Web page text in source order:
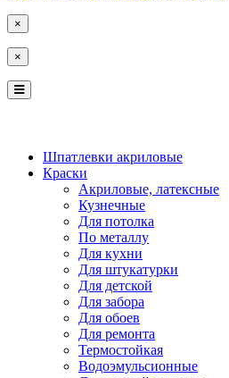
×
×
Шпатлевки акриловые
Краски
Акриловые, латексные
Кузнечные
Для потолка
По металлу
Для кухни
Для штукатурки
Для детской
Для забора
Для обоев
Для ремонта
Термостойкая
Водоэмульсионные